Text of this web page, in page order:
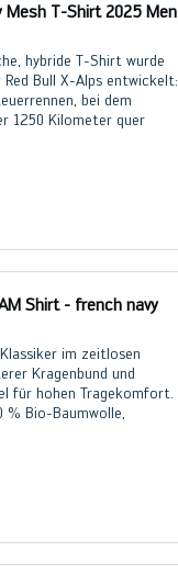
Mesh T-Shirt 2025 Men
hybride T-Shirt wurde
Red Bull X-Alps entwickelt:
bei dem
1250 Kilometer quer
Shirt...
Shirt - french navy
im zeitlosen
Kragenbund und
für hohen Tragekomfort.
% Bio-Baumwolle,